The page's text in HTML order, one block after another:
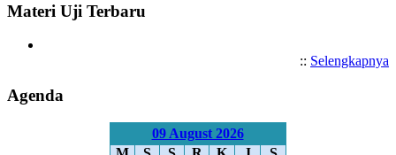
Materi Uji Terbaru
:: Selengkapnya
Agenda
09 August 2026